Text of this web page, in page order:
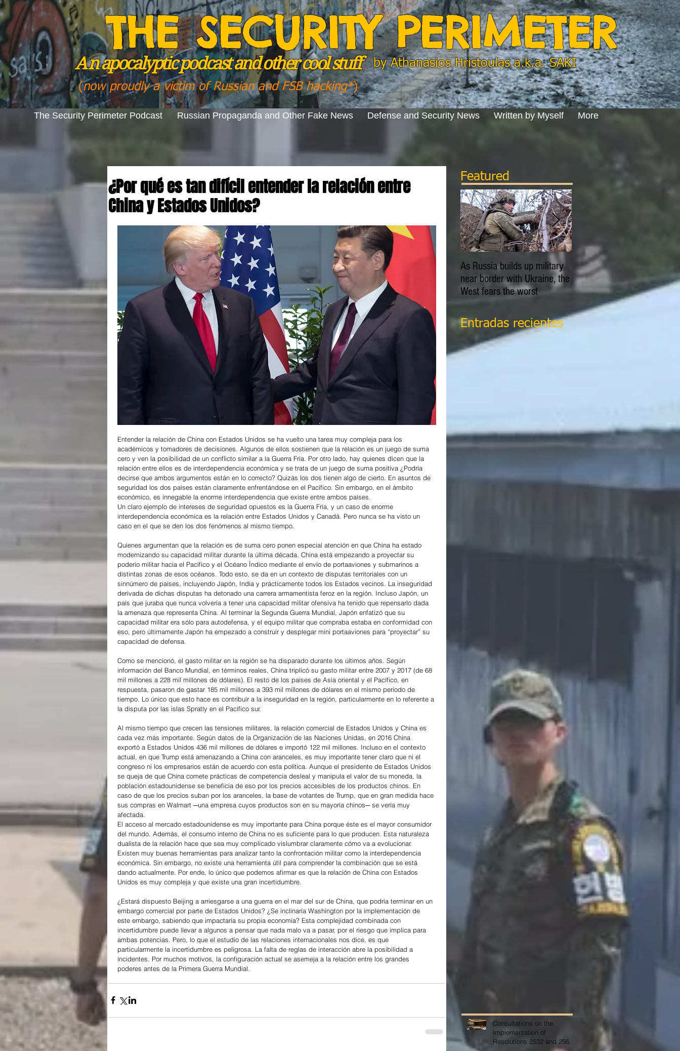
THE SECURITY PERIMETER
A napocalyptic podcast and other cool stuff
(now proudly a victim of Russian and FSB hacking*)
byAthanasios Hristoulas a.k.a. SAKI
The Security Perimeter Podcast Russian Propaganda and Other Fake News Defense and Security News Written by Myself More
¿Por qué es tan difícil entender la relación entre
China y Estados Unidos?
Entender la relación de China con Estados Unidos se ha vuelto una tarea muy compleja para los
académicos y tomadores de decisiones. Algunos de ellos sostienen que la relación es un juego de suma
cero y ven la posibilidad de un conflicto similar a la Guerra Fría. Por otro lado, hay quienes dicen que la
relación entre ellos es de interdependencia económica y se trata de un juego de suma positiva ¿Podría
decirse que ambos argumentos están en lo correcto? Quizás los dos tienen algo de cierto. En asuntos de
seguridad los dos países están claramente enfrentándose en el Pacífico. Sin embargo, en el ámbito
económico, es innegable la enorme interdependencia que existe entre ambos países.
Un claro ejemplo de intereses de seguridad opuestos es la Guerra Fría, y un caso de enorme
interdependencia económica es la relación entre Estados Unidos y Canadá. Pero nunca se ha visto un
caso en el que se den los dos fenómenos al mismo tiempo.
Quienes argumentan que la relación es de suma cero ponen especial atención en que China ha estado
modernizando su capacidad militar durante la última década. China está empezando a proyectar su
poderío militar hacia el Pacífico y el Océano Índico mediante el envío de portaaviones y submarinos a
distintas zonas de esos océanos. Todo esto, se da en un contexto de disputas territoriales con un
sinnúmero de países, incluyendo Japón, India y prácticamente todos los Estados vecinos. La inseguridad
derivada de dichas disputas ha detonado una carrera armamentista feroz en la región. Incluso Japón, un
país que juraba que nunca volvería a tener una capacidad militar ofensiva ha tenido que repensarlo dada
la amenaza que representa China. Al terminar la Segunda Guerra Mundial, Japón enfatizó que su
capacidad militar era sólo para autodefensa, y el equipo militar que compraba estaba en conformidad con
eso, pero últimamente Japón ha empezado a construir y desplegar mini portaaviones para “proyectar” su
capacidad de defensa.
Como se mencionó, el gasto militar en la región se ha disparado durante los últimos años. Según
información del Banco Mundial, en términos reales, China triplicó su gasto militar entre 2007 y 2017 (de 68
mil millones a 228 mil millones de dólares). El resto de los países de Asia oriental y el Pacífico, en
respuesta, pasaron de gastar 185 mil millones a 393 mil millones de dólares en el mismo periodo de
tiempo. Lo único que esto hace es contribuir a la inseguridad en la región, particularmente en lo referente a
la disputa por las islas Spratly en el Pacífico sur.
Al mismo tiempo que crecen las tensiones militares, la relación comercial de Estados Unidos y China es
cada vez más importante. Según datos de la Organización de las Naciones Unidas, en 2016 China
exportó a Estados Unidos 436 mil millones de dólares e importó 122 mil millones. Incluso en el contexto
actual, en que Trump está amenazando a China con aranceles, es muy importante tener claro que ni el
congreso ni los empresarios están de acuerdo con esta política. Aunque el presidente de Estados Unidos
se queja de que China comete prácticas de competencia desleal y manipula el valor de su moneda, la
población estadounidense se beneficia de eso por los precios accesibles de los productos chinos. En
caso de que los precios suban por los aranceles, la base de votantes de Trump, que en gran medida hace
sus compras en Walmart ─una empresa cuyos productos son en su mayoría chinos─ se vería muy
afectada.
El acceso al mercado estadounidense es muy importante para China porque éste es el mayor consumidor
del mundo. Además, el consumo interno de China no es suficiente para lo que producen. Esta naturaleza
dualista de la relación hace que sea muy complicado vislumbrar claramente cómo va a evolucionar.
Existen muy buenas herramientas para analizar tanto la confrontación militar como la interdependencia
económica. Sin embargo, no existe una herramienta útil para comprender la combinación que se está
dando actualmente. Por ende, lo único que podemos afirmar es que la relación de China con Estados
Unidos es muy compleja y que existe una gran incertidumbre.
¿Estará dispuesto Beijing a arriesgarse a una guerra en el mar del sur de China, que podría terminar en un
embargo comercial por parte de Estados Unidos? ¿Se inclinaría Washington por la implementación de
este embargo, sabiendo que impactaría su propia economía? Esta complejidad combinada con
incertidumbre puede llevar a algunos a pensar que nada malo va a pasar, por el riesgo que implica para
ambas potencias. Pero, lo que el estudio de las relaciones internacionales nos dice, es que
particularmente la incertidumbre es peligrosa. La falta de reglas de interacción abre la posibilidad a
incidentes. Por muchos motivos, la configuración actual se asemeja a la relación entre los grandes
poderes antes de la Primera Guerra Mundial.
Featured
As Russia builds up military
near border with Ukraine, the
West fears the worst
EXPLAINER: Is Russia going
to invade Ukraine?
Entradas recientes
Consultations on the
Implementation of
Resolutions 2532 and 2565